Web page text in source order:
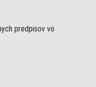
predpisov vo